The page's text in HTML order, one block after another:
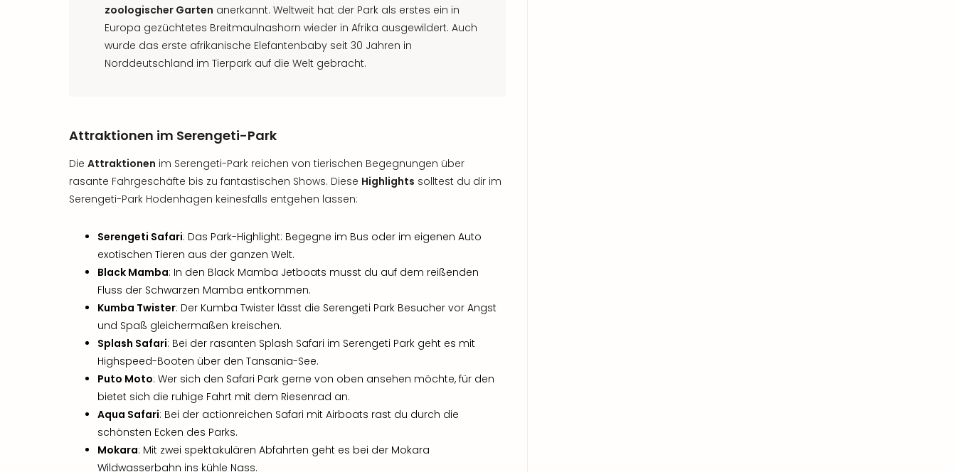
zoologischer Garten anerkannt. Weltweit hat der Park als erstes ein in
Europa gezüchtetes Breitmaulnashorn wieder in Afrika ausgewildert. Auch
wurde das erste afrikanische Elefantenbaby seit 30 Jahren in
Norddeutschland im Tierpark auf die Welt gebracht.
Attraktionen im Serengeti-Park
Die Attraktionen im Serengeti-Park reichen von tierischen Begegnungen über
rasante Fahrgeschäfte bis zu fantastischen Shows. Diese Highlights solltest du dir im
Serengeti-Park Hodenhagen keinesfalls entgehen lassen:
Serengeti Safari: Das Park-Highlight: Begegne im Bus oder im eigenen Auto
exotischen Tieren aus der ganzen Welt.
Black Mamba: In den Black Mamba Jetboats musst du auf dem reißenden
Fluss der Schwarzen Mamba entkommen.
Kumba Twister: Der Kumba Twister lässt die Serengeti Park Besucher vor Angst
und Spaß gleichermaßen kreischen.
Splash Safari: Bei der rasanten Splash Safari im Serengeti Park geht es mit
Highspeed-Booten über den Tansania-See.
Puto Moto: Wer sich den Safari Park gerne von oben ansehen möchte, für den
bietet sich die ruhige Fahrt mit dem Riesenrad an.
Aqua Safari: Bei der actionreichen Safari mit Airboats rast du durch die
schönsten Ecken des Parks.
Mokara: Mit zwei spektakulären Abfahrten geht es bei der Mokara
Wildwasserbahn ins kühle Nass.